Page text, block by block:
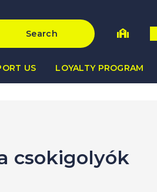
Search
US LOYALTY PROGRAM
csokigolyók